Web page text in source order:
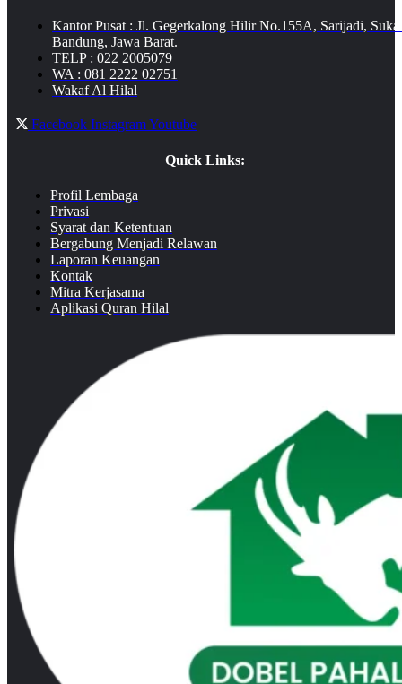
Kantor Pusat : Jl. Gegerkalong Hilir No.155A, Sarijadi,
Bandung, Jawa Barat.
TELP : 022 2005079
WA : 081 2222 02751
Wakaf Al Hilal
Facebook InstagramYoutube
Quick Links:
Profil Lembaga
Privasi
Syarat dan Ketentuan
Bergabung Menjadi Relawan
Laporan Keuangan
Kontak
Mitra Kerjasama
Aplikasi Quran Hilal